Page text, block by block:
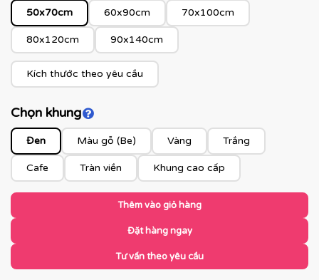
50x70cm 60x90cm 70x100cm
80x120cm 90x140cm
Kích thước theo yêu cầu
Chọn khungClick để xem màu khung
Đen Màu gỗ (Be) Vàng Trắng
Cafe Tràn viền Khung cao cấp
Thêm vào giỏ hàng
Đặt hàng ngay
Tư vấn theo yêu cầu